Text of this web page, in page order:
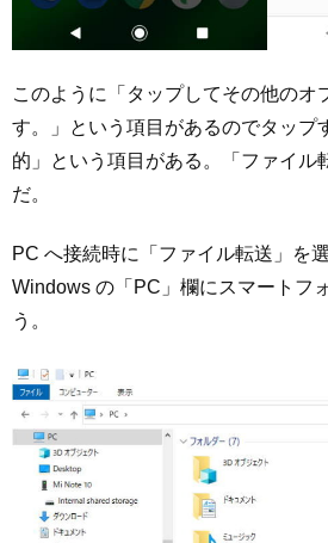
このように「タップしてその他のオ
す。」という項目があるのでタップ
的」という項目がある。「ファイル
だ。
PC へ接続時に「ファイル転送」を
Windows の「PC」欄にスマートフ
う。